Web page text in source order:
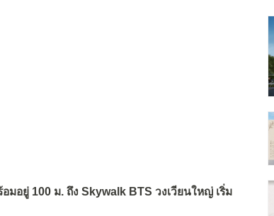
อมอยู่ 100 ม. ถึง Skywalk BTS วงเวียนใหญ่ เริ่ม